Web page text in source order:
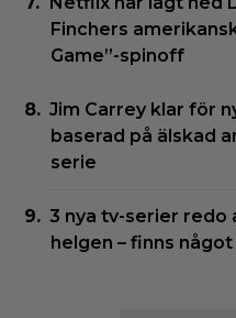
Finchers
Game”-spinoff
Jim Carrey klar för
baserad på älskad
serie
3 nya tv-serier redo
helgen – finns